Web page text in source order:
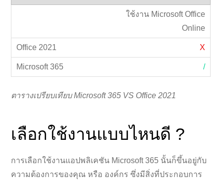
ใช้งาน Microsoft Office
Online
X
/
ตารางเปรียบเทียบ Microsoft 365 VS Office 2021
เลือกใช้งานแบบไหนดี ?
การเลือกใช้งานแอปพลิเคชัน Microsoft 365 นั้นก็ขึ้นอยู่กับ
ความต้องการของคุณ หรือ องค์กร ซึ่งมีสิ่งที่ประกอบการ